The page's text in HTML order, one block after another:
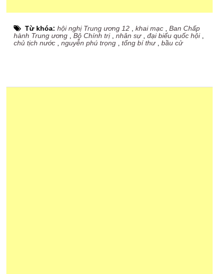
Từ khóa:hội nghị Trung ương 12 ,khai mạc ,Ban Chấp
hành Trung ương ,Bộ Chính trị,nhân sự,đại biểu quốc hội,
chủ tịch nước ,nguyễn phú trọng ,tổng bí thư,bầu cử